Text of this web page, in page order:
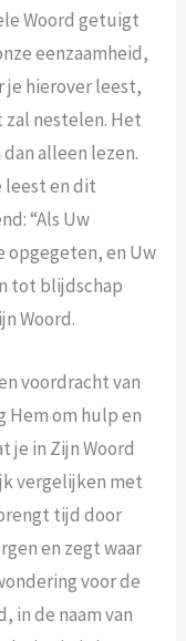
Woord getuigt
eenzaamheid,
je hierover leest,
zal nestelen. Het
alleen lezen.
leest en dit
“Als Uw
opgegeten, en Uw
tot blijdschap
Woord.
voordracht van
Hem om hulp en
je in Zijn Woord
vergelijken met
tijd door
en zegt waar
voor de
in de naam van